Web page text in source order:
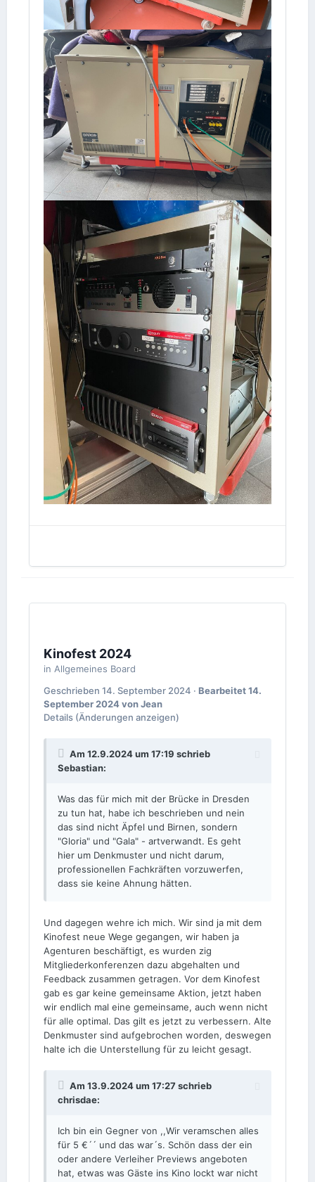
Kinofest 2024
in Allgemeines Board
Geschrieben 14. September 2024 · Bearbeitet14.
September 2024von Jean
Details (Änderungen anzeigen)
Am 12.9.2024 um 17:19 schrieb
Sebastian:
Was das für mich mit der Brücke in Dresden
zu tun hat, habe ich beschrieben und nein
das sind nicht Äpfel und Birnen, sondern
"Gloria" und "Gala" - artverwandt. Es geht
hier um Denkmuster und nicht darum,
professionellen Fachkräften vorzuwerfen,
dass sie keine Ahnung hätten.
Und dagegen wehre ich mich. Wir sind ja mit dem
Kinofest neue Wege gegangen, wir haben ja
Agenturen beschäftigt, es wurden zig
Mitgliederkonferenzen dazu abgehalten und
Feedback zusammen getragen. Vor dem Kinofest
gab es gar keine gemeinsame Aktion, jetzt haben
wir endlich mal eine gemeinsame, auch wenn nicht
für alle optimal. Das gilt es jetzt zu verbessern. Alte
Denkmuster sind aufgebrochen worden, deswegen
halte ich die Unterstellung für zu leicht gesagt.
Am 13.9.2024 um 17:27 schrieb
chrisdae:
Ich bin ein Gegner von ,,Wir veramschen alles
für 5 €´´ und das war´s. Schön dass der ein
oder andere Verleiher Previews angeboten
hat, etwas was Gäste ins Kino lockt war nicht